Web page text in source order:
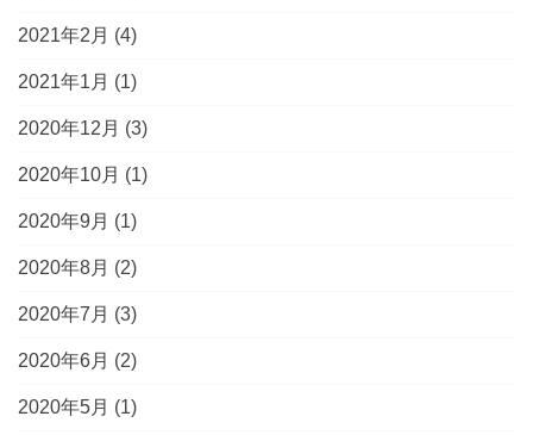
2021年2月 (4)
2021年1月 (1)
2020年12月 (3)
2020年10月 (1)
2020年9月 (1)
2020年8月 (2)
2020年7月 (3)
2020年6月 (2)
2020年5月 (1)